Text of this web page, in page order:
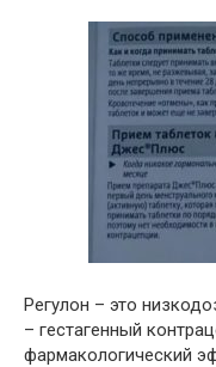
Регулон – это
– гестагенный
фармакологический